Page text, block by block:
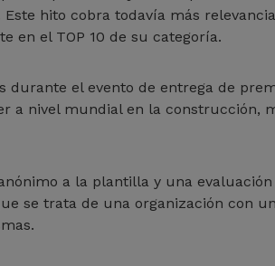
Este hito cobra todavía más
en el TOP 10 de su categoría.
durante el evento de entrega de
a nivel mundial en la construcción,
a la plantilla y una
se trata de una organización con